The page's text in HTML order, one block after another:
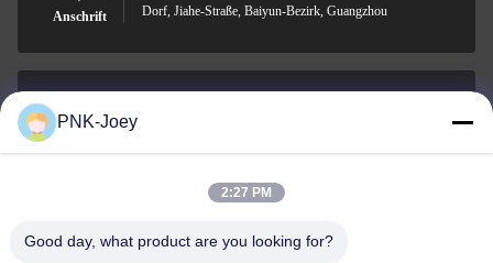
Anschrift
Dorf, Jiahe-Straße, Baiyun-Bezirk, Guangzhou
E-Mail-Adresse
008613580404923
PNK-Joey
2:27 PM
Good day, what product are you looking for?